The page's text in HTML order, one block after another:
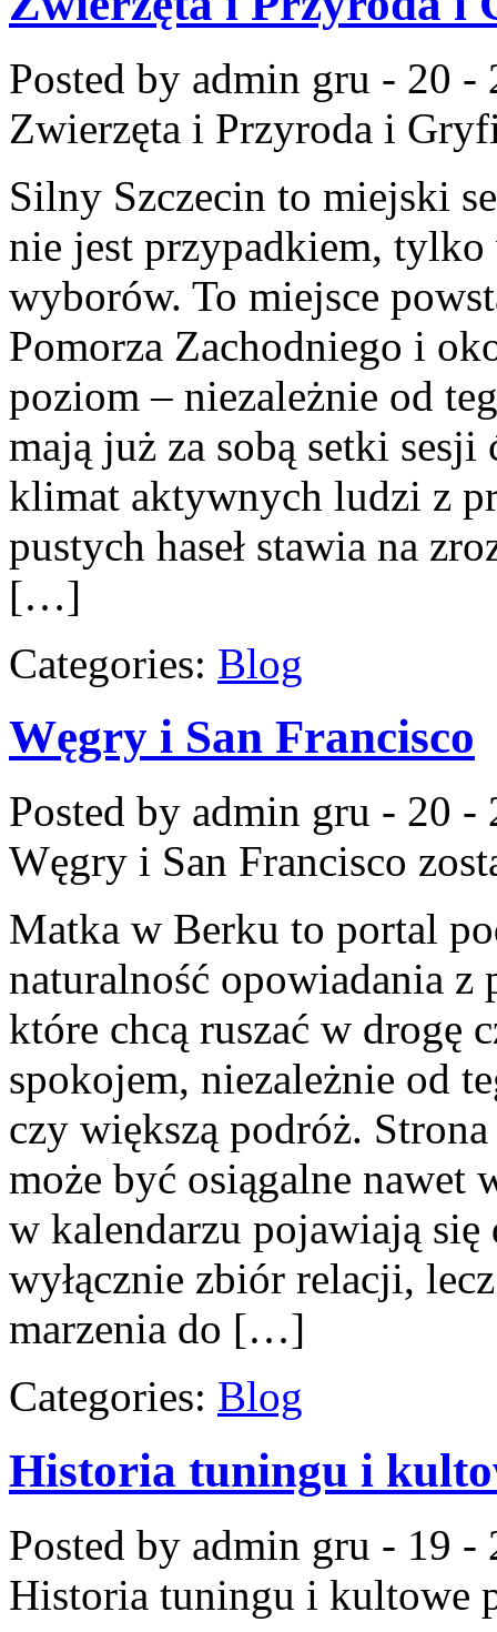
Posted by admin gru - 20 -
Zwierzęta i Przyroda i
Silny Szczecin to miejski
nie jest przypadkiem,
wyborów. To miejsce
Pomorza Zachodniego i
poziom – niezależnie od
mają już za sobą setki sesji
klimat aktywnych ludzi z
pustych haseł stawia na
[…]
Categories: Blog
Węgry i San Francisco
Posted by admin gru - 20 -
Węgry i San Francisco
Matka w Berku to portal
naturalność opowiadania z
które chcą ruszać w drogę
spokojem, niezależnie od
czy większą podróż.
może być osiągalne nawet
w kalendarzu pojawiają się
wyłącznie zbiór relacji,
marzenia do […]
Categories: Blog
Historia tuningu i
Posted by admin gru - 19 -
Historia tuningu i kultowe